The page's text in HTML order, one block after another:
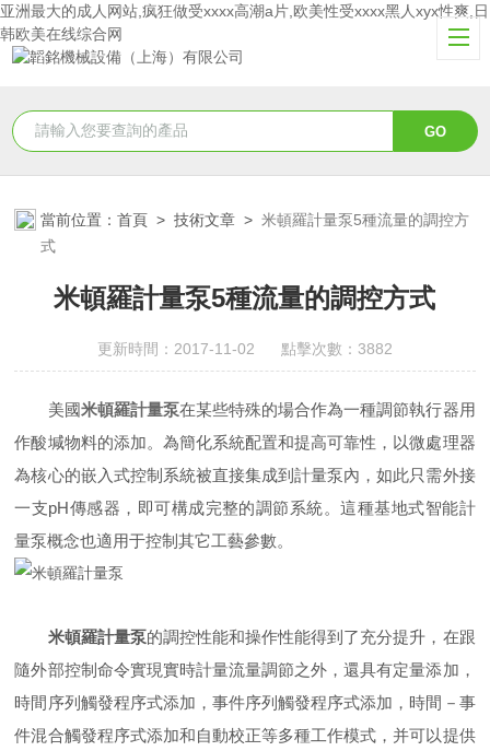
亚洲最大的成人网站,疯狂做受xxxx高潮a片,欧美性受xxxx黑人xyx性爽,日
韩欧美在线综合网
當前位置：首頁 >技術文章 >米頓羅計量泵5種流量的調控方
式
米頓羅計量泵5種流量的調控方式
更新時間：2017-11-02 點擊次數：3882
美國米頓羅計量泵在某些特殊的場合作為一種調節執行器用
作酸堿物料的添加。為簡化系統配置和提高可靠性，以微處理器
為核心的嵌入式控制系統被直接集成到計量泵內，如此只需外接
一支pH傳感器，即可構成完整的調節系統。這種基地式智能計
量泵概念也適用于控制其它工藝參數。
米頓羅計量泵的調控性能和操作性能得到了充分提升，在跟
隨外部控制命令實現實時計量流量調節之外，還具有定量添加，
時間序列觸發程序式添加，事件序列觸發程序式添加，時間－事
件混合觸發程序式添加和自動校正等多種工作模式，并可以提供